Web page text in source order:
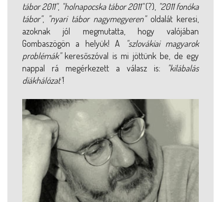
tábor 2011", "holnapocska tábor 2011"(?), "2011 fonóka
tábor", "nyari tábor nagymegyeren"oldalát keresi,
azoknak jól megmutatta, hogy valójában
Gombaszögön a helyük! A
"szlovákiai magyarok
problémák"keresőszóval is mi jöttünk be, de egy
nappal rá megérkezett a válasz is:
"kilábalás
diákhálózat"!